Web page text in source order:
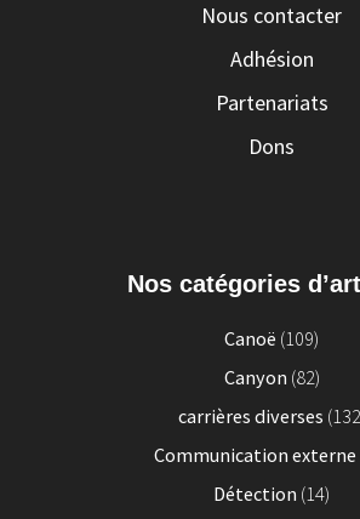
Nous contacter
Adhésion
Partenariats
Dons
Nos catégories
Canoë (109)
Canyon (82)
carrières diverses
Communication externe
Détection (14)